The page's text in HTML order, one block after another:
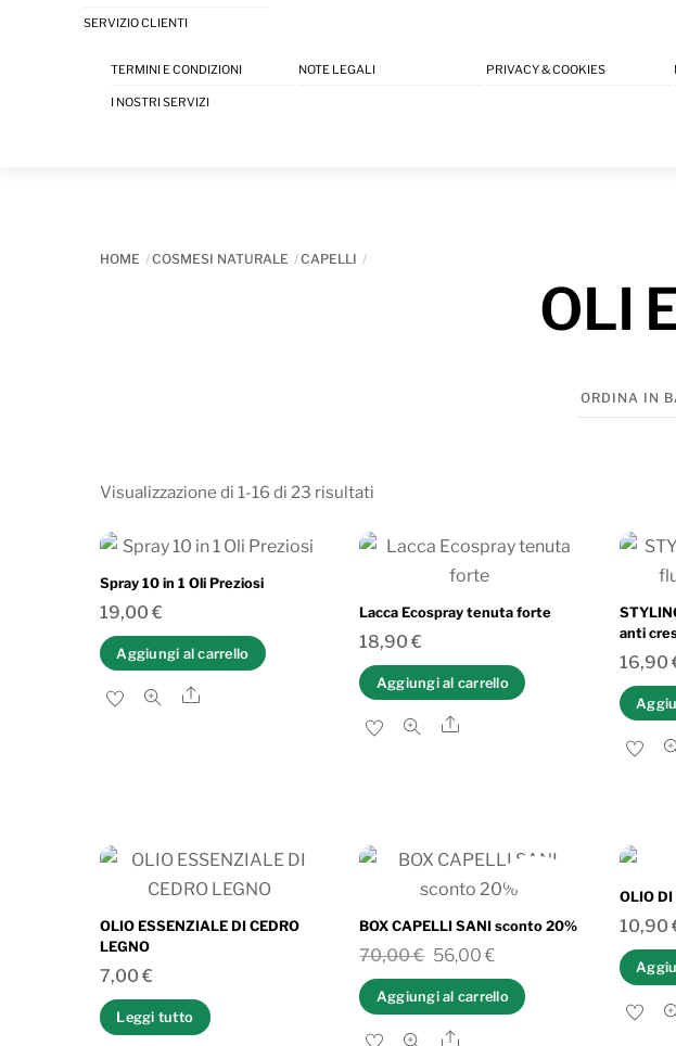
SERVIZIO CLIENTI
TERMINI E CONDIZIONI NOTE LEGALI PRIVACY & COOKIES
I NOSTRI SERVIZI
HOME COSMESI NATURALE CAPELLI
OLI
Visualizzazione di 1-16 di 23 risultati
base
più
recente
Spray 10 in 1 Oli Preziosi
19,00 €
Aggiungi al carrello
Share
Lacca Ecospray tenuta forte
18,90€
Aggiungi al carrello
Share
anti
16,90
OLIO ESSENZIALE DI CEDRO
LEGNO
7,00 €
Leggi tutto
BOX CAPELLI SANI sconto 20%
70,00€ Il
prezzo
originale
56,00€Il
prezzo
attuale
Aggiungi al carrello
Share
OLIO DI
10,90